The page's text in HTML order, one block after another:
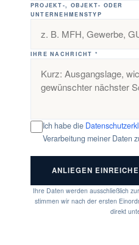
PROJEKT-, OBJEKT- ODER
UNTERNEHMENSTYP
IHRE NACHRICHT *
Ich habe die
Verarbeitung meiner Daten
ANLIEGEN
Ihre Daten werden ausschließlich
stimmen wir nach der ersten
direkt